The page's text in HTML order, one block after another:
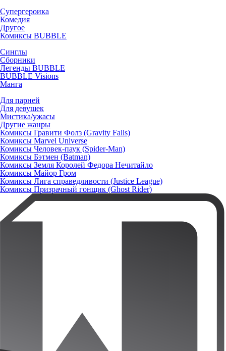
Супергероика
Комедия
Другое
Комиксы BUBBLE
Синглы
Сборники
Легенды BUBBLE
BUBBLE Visions
Манга
Для парней
Для девушек
Мистика/ужасы
Другие жанры
Комиксы Гравити Фолз (Gravity Falls)
Комиксы Marvel Universe
Комиксы Человек-паук (Spider-Man)
Комиксы Бэтмен (Batman)
Комиксы Земля Королей Федора Нечитайло
Комиксы Майор Гром
Комиксы Лига справедливости (Justice League)
Комиксы Призрачный гонщик (Ghost Rider)